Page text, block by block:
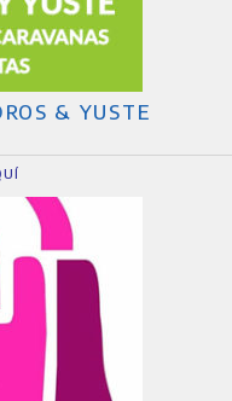
& YUSTE